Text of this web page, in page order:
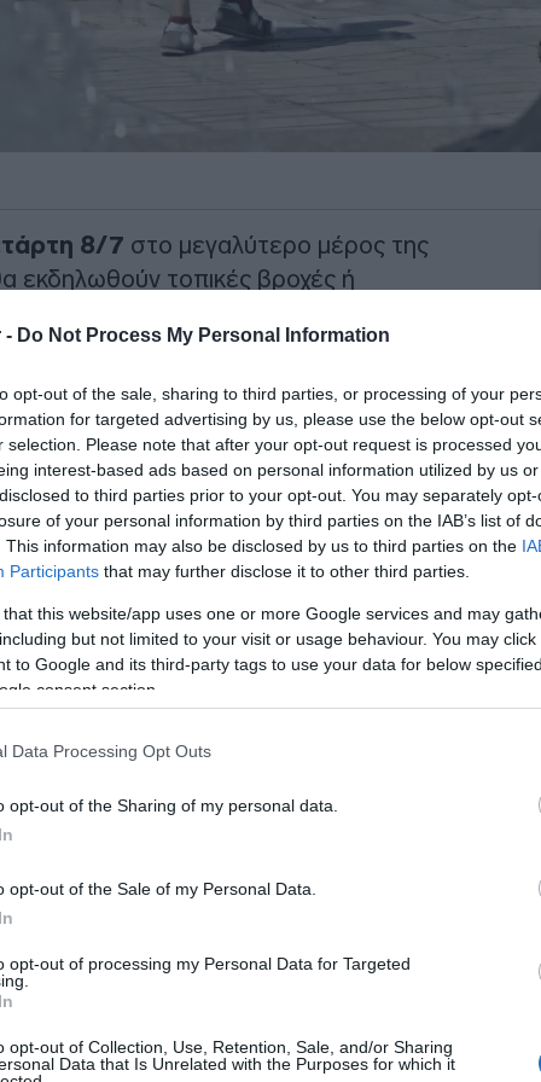
- Do Not Process My Personal Information
opt-out of the sale, sharing to third parties, or processing of your
for targeted advertising by us, please use the below opt-out
selection. Please note that after your opt-out request is processed
interest-based ads based on personal information utilized by us
to third parties prior to your opt-out. You may separately
of your personal information by third parties on the IAB’s list of
This information may also be disclosed by us to third parties on the
Participants that may further disclose it to other third parties.
that this website/app uses one or more Google services and may
but not limited to your visit or usage behaviour. You may
to Google and its third-party tags to use your data for below
consent section.
Data Processing Opt Outs
opt-out of the Sharing of my personal data.
opt-out of the Sale of my Personal Data.
opt-out of processing my Personal Data for Targeted
opt-out of Collection, Use, Retention, Sale, and/or Sharing
Data that Is Unrelated with the Purposes for which it
8/7 στο μεγαλύτερο μέρος της
εκδηλωθούν τοπικές βροχές ή
και απογευματινές ώρες στα
τοπικοί όμβροι ή μεμονωμένες
στη Μακεδονία, τη Θράκη και τα
αναπτυχθούν εκ νέου νεφώσεις και θα
καταιγίδες κυρίως στην
3 με 5 και τοπικά στο Αιγαίο 6
άνοδο στα ηπειρωτικά. Θα φτάσει στη